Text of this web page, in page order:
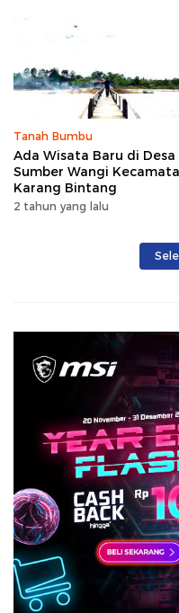
Tanah Bumbu
Ada Wisata Baru di Desa
Sumber Wangi
Karang Bintang
2 tahun yang lalu